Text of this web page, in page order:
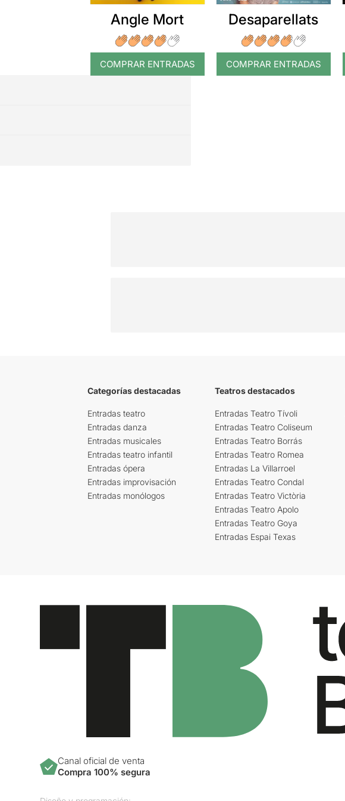
Angle Mort
COMPRAR ENTRADAS
Desaparellats
COMPRAR ENTRADAS
Categorías destacadas
Entradas teatro
Entradas danza
Entradas musicales
Entradas teatro infantil
Entradas ópera
Entradas improvisación
Entradas monólogos
Teatros destacados
Entradas Teatro Tívoli
Entradas Teatro Coliseum
Entradas Teatro Borrás
Entradas Teatro Romea
Entradas La Villarroel
Entradas Teatro Condal
Entradas Teatro Victòria
Entradas Teatro Apolo
Entradas Teatro Goya
Entradas Espai Texas
Canal oficial de venta
Compra 100% segura